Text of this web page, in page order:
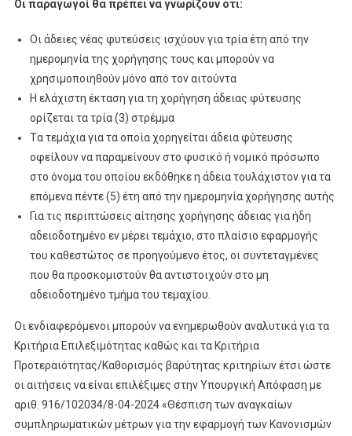
Οι παραγωγοί θα πρέπει να γνωρίζουν ότι:
Οι άδειες νέας φυτεύσεις ισχύουν για τρία έτη από την
ημερομηνία της χορήγησης τους και μπορούν να
χρησιμοποιηθούν μόνο από τον αιτούντα
Η ελάχιστη έκταση για τη χορήγηση άδειας φύτευσης
ορίζεται τα τρία (3) στρέμμα
Tα τεμάχια για τα οποία χορηγείται άδεια φύτευσης
οφείλουν να παραμείνουν στο φυσικό ή νομικό πρόσωπο
στο όνομα του οποίου εκδόθηκε η άδεια τουλάχιστον για τα
επόμενα πέντε (5) έτη από την ημερομηνία χορήγησης αυτής
Για τις περιπτώσεις αίτησης χορήγησης άδειας για ήδη
αδειοδοτημένο εν μέρει τεμάχιο, στο πλαίσιο εφαρμογής
του καθεστώτος σε προηγούμενο έτος, οι συντεταγμένες
που θα προσκομιστούν θα αντιστοιχούν στο μη
αδειοδοτημένο τμήμα του τεμαχίου.
Οι ενδιαφερόμενοι μπορούν να ενημερωθούν αναλυτικά για τα
Κριτήρια Επιλεξιμότητας καθώς και τα Κριτήρια
Προτεραιότητας/Καθορισμός βαρύτητας κριτηρίων έτσι ώστε
οι αιτήσεις να είναι επιλέξιμες στην Υπουργική Απόφαση με
αριθ. 916/102034/8-04-2024 «Θέσπιση των αναγκαίων
συμπληρωματικών μέτρων για την εφαρμογή των Κανονισμών